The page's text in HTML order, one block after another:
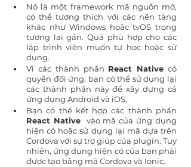
Nó là một framework mã nguồn mở,
có thể tương thích với các nền tảng
khác như Windows hoặc tvOS trong
tương lai gần. Quá phù hợp cho các
lập trình viên muốn tự học hoặc sử
dụng.
Vì các thành phần React Native có
quyền đối ứng, bạn có thể sử dụng lại
các thành phần này để xây dựng cả
ứng dụng Android và iOS.
React Native
  vào mã của ứng dụng
hiện có hoặc sử dụng lại mã dựa trên
Cordova với sự trợ giúp của plugin. Tuy
nhiên, ứng dụng hiện có của bạn phải
được tạo bằng mã Cordova và Ionic.